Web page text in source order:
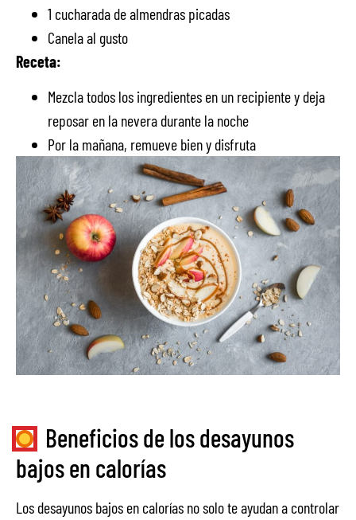
1 cucharada de almendras picadas
Canela al gusto
Receta:
Mezcla todos los ingredientes en un recipiente y deja
reposar en la nevera durante la noche
Por la mañana, remueve bien y disfruta
Beneficios de los desayunos
bajos en calorías
Los desayunos bajos en calorías no solo te ayudan a controlar